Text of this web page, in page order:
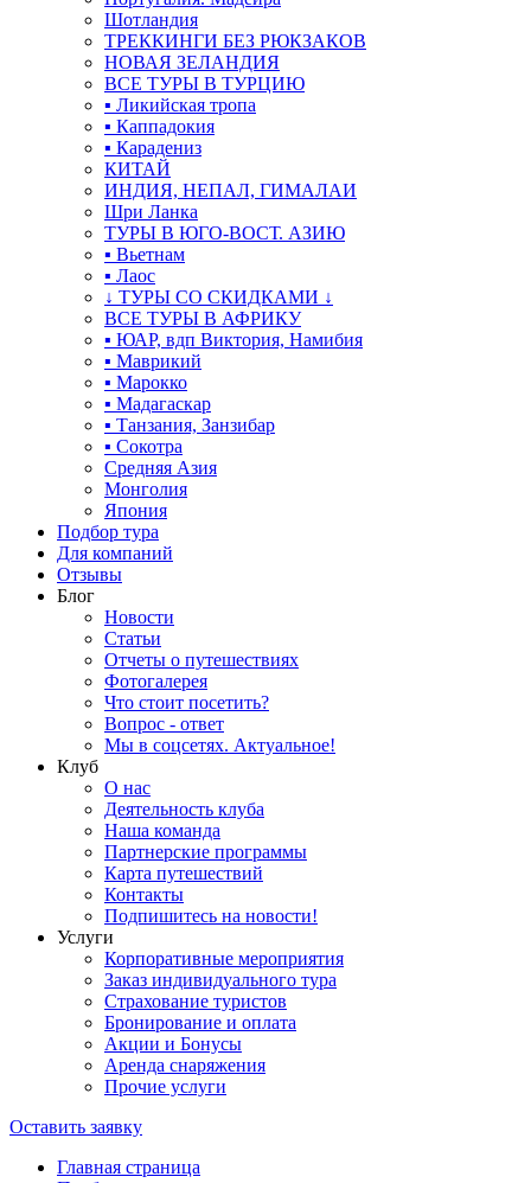
Шотландия
ТРЕККИНГИ БЕЗ РЮКЗАКОВ
НОВАЯ ЗЕЛАНДИЯ
ВСЕ ТУРЫ В ТУРЦИЮ
▪ Ликийская тропа
▪ Каппадокия
▪ Карадениз
КИТАЙ
ИНДИЯ, НЕПАЛ, ГИМАЛАИ
Шри Ланка
ТУРЫ В ЮГО-ВОСТ. АЗИЮ
▪ Вьетнам
▪ Лаос
↓ ТУРЫ СО СКИДКАМИ ↓
ВСЕ ТУРЫ В АФРИКУ
▪ ЮАР, вдп Виктория, Намибия
▪ Маврикий
▪ Марокко
▪ Мадагаскар
▪ Танзания, Занзибар
▪ Сокотра
Средняя Азия
Монголия
Япония
Подбор тура
Для компаний
Отзывы
Блог
Новости
Статьи
Отчеты о путешествиях
Фотогалерея
Что стоит посетить?
Вопрос - ответ
Мы в соцсетях. Актуальное!
Клуб
О нас
Деятельность клуба
Наша команда
Партнерские программы
Карта путешествий
Контакты
Подпишитесь на новости!
Услуги
Корпоративные мероприятия
Заказ индивидуального тура
Страхование туристов
Бронирование и оплата
Акции и Бонусы
Аренда снаряжения
Прочие услуги
Оставить заявку
Главная страница